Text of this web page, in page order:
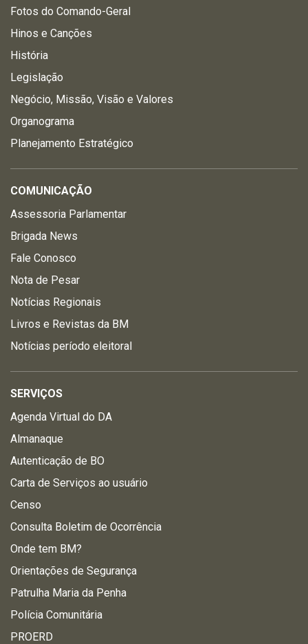
Fotos do Comando-Geral
Hinos e Canções
História
Legislação
Negócio, Missão, Visão e Valores
Organograma
Planejamento Estratégico
COMUNICAÇÃO
Assessoria Parlamentar
Brigada News
Fale Conosco
Nota de Pesar
Notícias Regionais
Livros e Revistas da BM
Notícias período eleitoral
SERVIÇOS
Agenda Virtual do DA
Almanaque
Autenticação de BO
Carta de Serviços ao usuário
Censo
Consulta Boletim de Ocorrência
Onde tem BM?
Orientações de Segurança
Patrulha Maria da Penha
Polícia Comunitária
PROERD